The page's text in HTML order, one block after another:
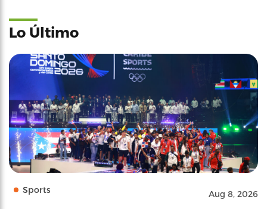
Lo Último
Sports Aug 8, 2026